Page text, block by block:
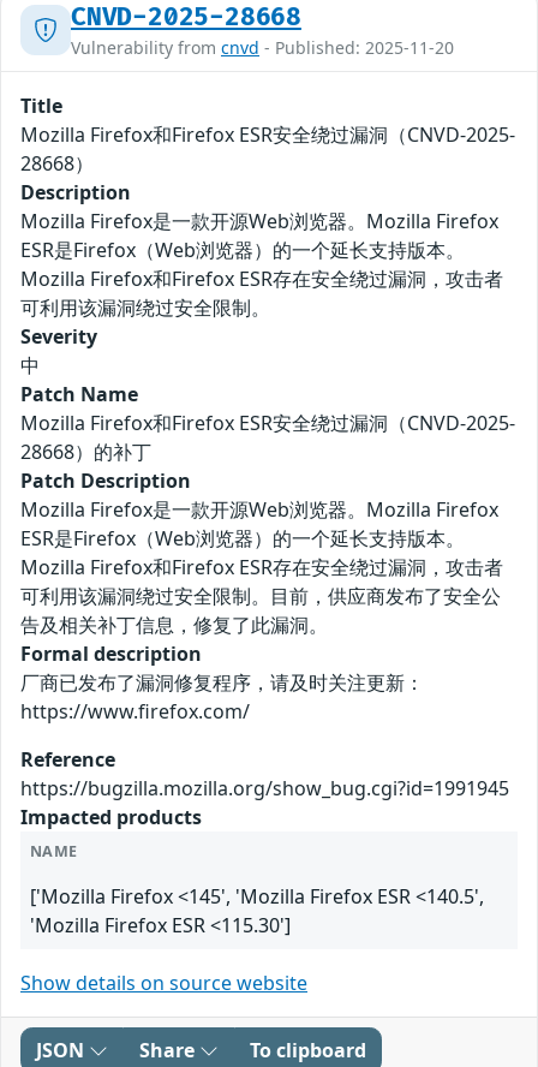
CNVD-2025-28668
Vulnerability from cnvd - Published: 2025-11-20
Title
Mozilla Firefox和Firefox ESR安全绕过漏洞（CNVD-2025-
28668）
Description
Mozilla Firefox是一款开源Web浏览器。Mozilla Firefox
ESR是Firefox（Web浏览器）的一个延长支持版本。
Mozilla Firefox和Firefox ESR存在安全绕过漏洞，攻击者
可利用该漏洞绕过安全限制。
Severity
中
Patch Name
Mozilla Firefox和Firefox ESR安全绕过漏洞（CNVD-2025-
28668）的补丁
Patch Description
Mozilla Firefox是一款开源Web浏览器。Mozilla Firefox
ESR是Firefox（Web浏览器）的一个延长支持版本。
Mozilla Firefox和Firefox ESR存在安全绕过漏洞，攻击者
可利用该漏洞绕过安全限制。目前，供应商发布了安全公
告及相关补丁信息，修复了此漏洞。
Formal description
厂商已发布了漏洞修复程序，请及时关注更新：
https://www.firefox.com/
Reference
https://bugzilla.mozilla.org/show_bug.cgi?id=1991945
Impacted products
NAME
['Mozilla Firefox <145', 'Mozilla Firefox ESR <140.5',
'Mozilla Firefox ESR <115.30']
Show details on source website
JSON Share To clipboard